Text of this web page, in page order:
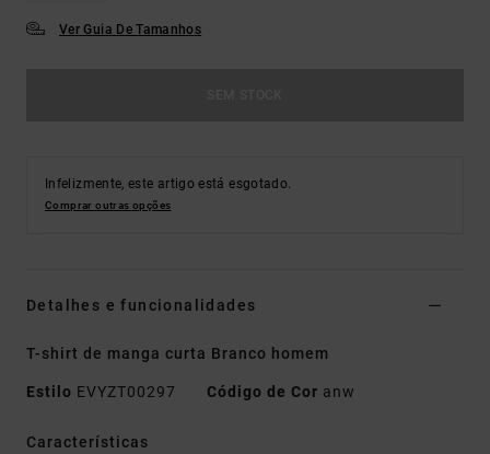
Ver Guia De Tamanhos
Infelizmente, este artigo está esgotado.
Comprar outras opções
Detalhes e funcionalidades
T-shirt de manga curta Branco homem
Estilo EVYZT00297 Código de Cor anw
Características